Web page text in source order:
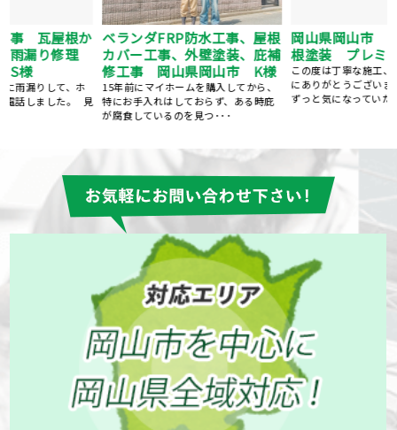
ベランダFRP防水工事、屋根
カバー工事、外壁塗装、庇補
修工事 岡山県岡山市 K様
15年前にマイホームを購入してから、
特にお手入れはしておらず、ある時庇
が腐食しているのを見つ･･･
岡山県岡山市 外壁塗装、屋
根塗装 プレミアムシリコン
この度は丁寧な施工、親切な対応、誠
にありがとうございました。 築25年、
ずっと気になっていた･･･